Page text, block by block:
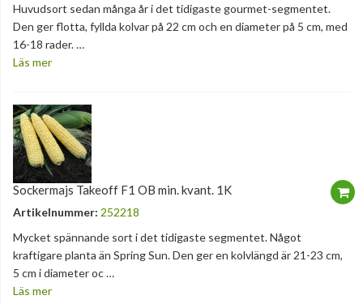
Huvudsort sedan många år i det tidigaste gourmet-segmentet.
Den ger flotta, fyllda kolvar på 22 cm och en diameter på 5 cm, med
16-18 rader. …
Läs mer
Sockermajs Takeoff F1 OB min. kvant. 1K
Artikelnummer: 252218
Mycket spännande sort i det tidigaste segmentet. Något
kraftigare planta än Spring Sun. Den ger en kolvlängd är 21-23 cm,
5 cm i diameter oc …
Läs mer